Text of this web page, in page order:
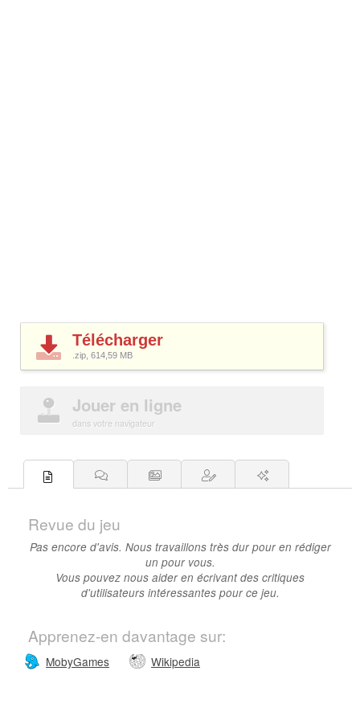
Télécharger
.zip, 614,59 MB
Jouer en ligne
dans votre navigateur
Revue du jeu
Pas encore d'avis. Nous travaillons très dur pour en rédiger
un pour vous.
Vous pouvez nous aider en écrivant des critiques
d'utilisateurs intéressantes pour ce jeu.
Apprenez-en davantage sur:
MobyGames Wikipedia